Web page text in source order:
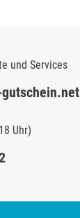
und Services
Uhr)